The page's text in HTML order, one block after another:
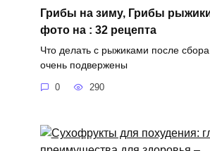
Грибы на зиму, Грибы
фото на : 32 рецепта
Что делать с рыжиками после
очень подвержены
0 290